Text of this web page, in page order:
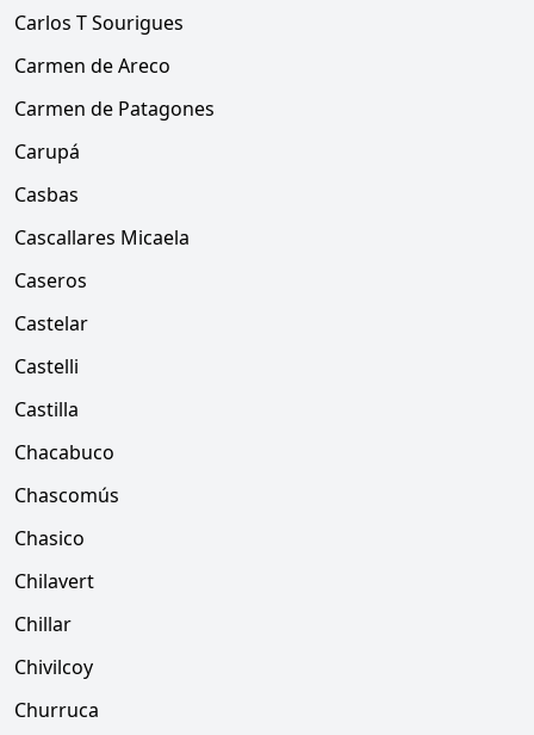
Carlos T Sourigues
Carmen de Areco
Carmen de Patagones
Carupá
Casbas
Cascallares Micaela
Caseros
Castelar
Castelli
Castilla
Chacabuco
Chascomús
Chasico
Chilavert
Chillar
Chivilcoy
Churruca